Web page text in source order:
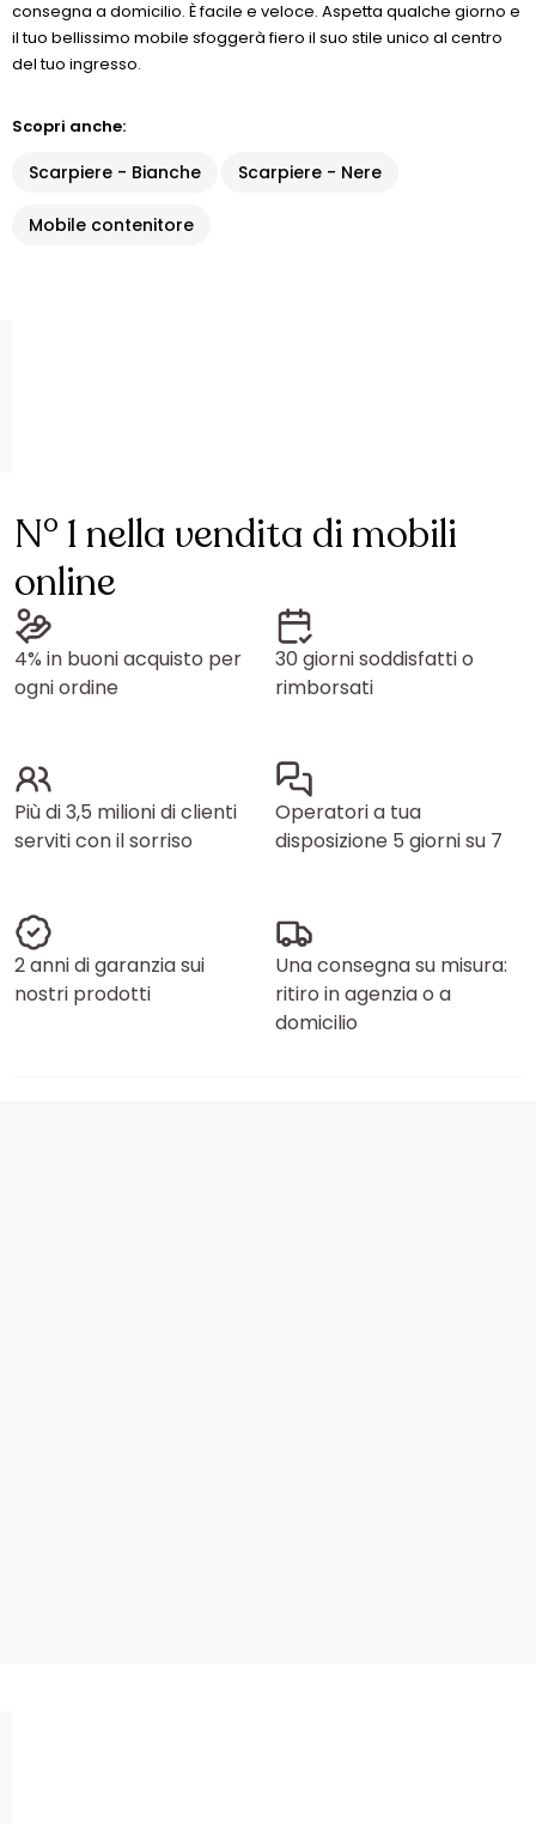
consegna a domicilio. È facile e veloce. Aspetta qualche giorno e
il tuo bellissimo mobile sfoggerà fiero il suo stile unico al centro
del tuo ingresso.
Scopri anche:
Scarpiere - Bianche Scarpiere - Nere
Mobile contenitore
N° 1 nella vendita di mobili
online
4% in buoni acquisto per
ogni ordine
30 giorni soddisfatti o
rimborsati
Più di 3,5 milioni di clienti
serviti con il sorriso
Operatori a tua
disposizione 5 giorni su 7
2 anni di garanzia sui
nostri prodotti
Una consegna su misura:
ritiro in agenzia o a
domicilio